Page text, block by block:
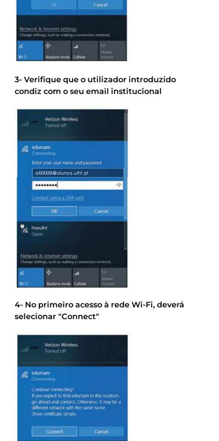
3- Verifique que o utilizador introduzido
condiz com o seu email institucional
4- No primeiro acesso à rede Wi-Fi, deverá
selecionar "Connect"